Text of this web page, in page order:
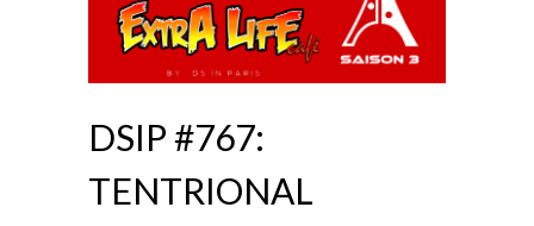
DSIP #767:
TENTRIONAL